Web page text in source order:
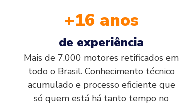
+16 anos
de experiência
Mais de 7.000 motores retificados em
todo o Brasil. Conhecimento técnico
acumulado e processo eficiente que
só quem está há tanto tempo no